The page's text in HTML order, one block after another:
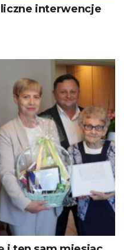
interwencje